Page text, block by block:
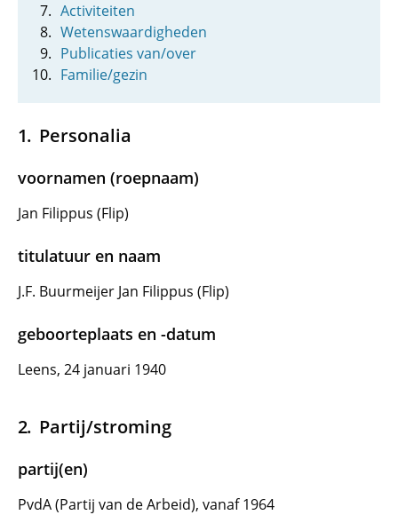
Activiteiten
Wetenswaardigheden
Publicaties van/over
Familie/gezin
Personalia
voornamen (roepnaam)
Jan Filippus (Flip)
titulatuur en naam
J.F. Buurmeijer Jan Filippus (Flip)
geboorteplaats en -datum
Leens, 24 januari 1940
Partij/stroming
partij(en)
PvdA (Partij van de Arbeid), vanaf 1964